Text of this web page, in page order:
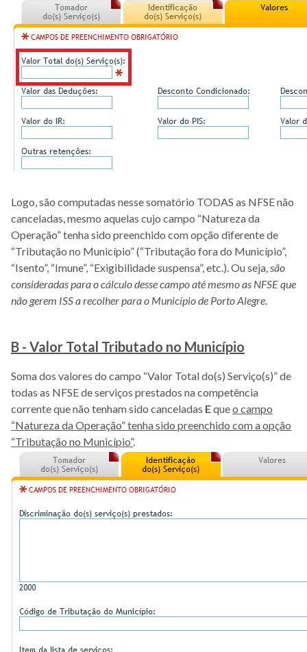
Logo, são computadas nesse somatório TODAS as NFSE não
canceladas, mesmo aquelas cujo campo “Natureza da
Operação” tenha sido preenchido com opção diferente de
“Tributação no Município” (“Tributação fora do Município”,
“Isento”, “Imune”, “Exigibilidade suspensa”, etc.). Ou seja,são
consideradas para o cálculo desse campo até mesmo as NFSE que
não gerem ISS a recolher para o Município de Porto Alegre.
B - Valor Total Tributado no Município
Soma dos valores do campo “Valor Total do(s) Serviço(s)” de
todas as NFSE de serviços prestados na competência
corrente que não tenham sido canceladas Equeo campo
“Natureza da Operação” tenha sido preenchido com a opção
“Tributação no Município”.